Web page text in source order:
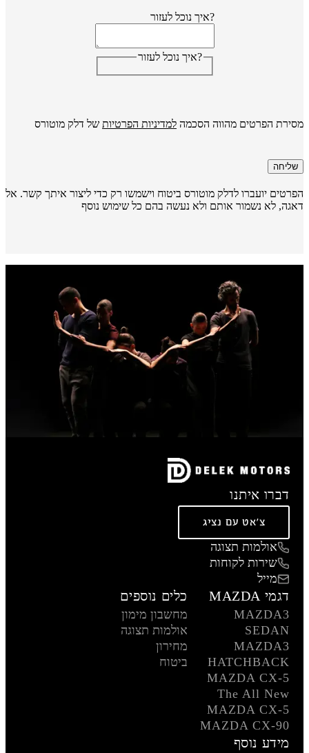
?איך נוכל לעזור
?איך נוכל לעזור
הפרטים מהווה הסכמה למדיניות הפרטיות של דלק מוטורס
שליחה
יועברו לדלק מוטורס ביטוח וישמשו רק כדי ליצור איתך קשר. אל
לא נשמור אותם ולא נעשה בהם כל שימוש נוסף
דברו איתנו
צ'אט עם נציג
אולמות תצוגה
שירות לקוחות
מייל
דגמי MAZDA
MAZDA3
SEDAN
MAZDA3
HATCHBACK
MAZDA CX-5
The All New
MAZDA CX-5
MAZDA CX-90
כלים נוספים
מחשבון מימון
אולמות תצוגה
מחירון
ביטוח
מידע נוסף